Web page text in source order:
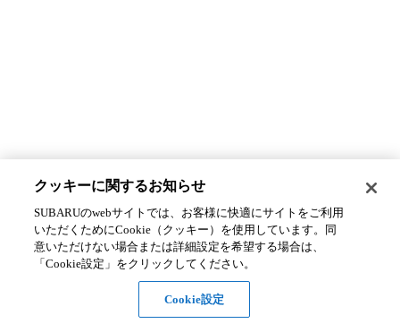
クッキーに関するお知らせ​
SUBARUのwebサイトでは、お客様に快適にサイトをご利用
いただくためにCookie（クッキー）を使用しています。​ 同
意いただけない場合または詳細設定を希望する場合は、
「Cookie設定」をクリックしてください。​
Cookie設定